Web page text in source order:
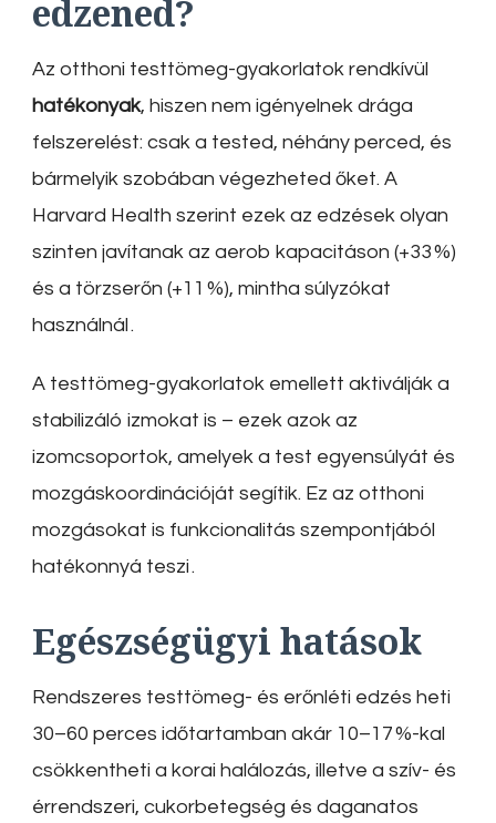
edzened?
Az otthoni testtömeg-gyakorlatok rendkívül
hatékonyak, hiszen nem igényelnek drága
felszerelést: csak a tested, néhány perced, és
bármelyik szobában végezheted őket. A
Harvard Health szerint ezek az edzések olyan
szinten javítanak az aerob kapacitáson (+33 %)
és a törzserőn (+11 %), mintha súlyzókat
használnál.
A testtömeg-gyakorlatok emellett aktiválják a
stabilizáló izmokat is – ezek azok az
izomcsoportok, amelyek a test egyensúlyát és
mozgáskoordinációját segítik. Ez az otthoni
mozgásokat is funkcionalitás szempontjából
hatékonnyá teszi.
Egészségügyi hatások
Rendszeres testtömeg- és erőnléti edzés heti
30–60 perces időtartamban akár 10–17 %-kal
csökkentheti a korai halálozás, illetve a szív- és
érrendszeri, cukorbetegség és daganatos